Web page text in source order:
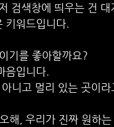
검색창에 띄우는 건 대
키워드입니다.
기를 좋아할까요?
음입니다.
니고 멀리 있는 곳이라
해, 우리가 진짜 원하